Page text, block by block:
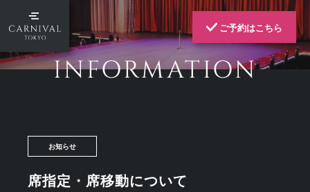
ご予約はこちら
INFORMATION
お知らせ
席指定・席移動について